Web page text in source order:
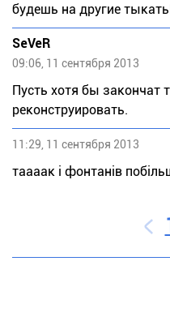
будешь на другие
SeVeR
09:06, 11 сентября 2013
Пусть хотя бы закончат
реконструировать.
11:29, 11 сентября 2013
таааак і фонтанів